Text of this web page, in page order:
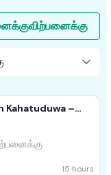
விற்பனைக்கு
Kahatuduwa –
15 hours